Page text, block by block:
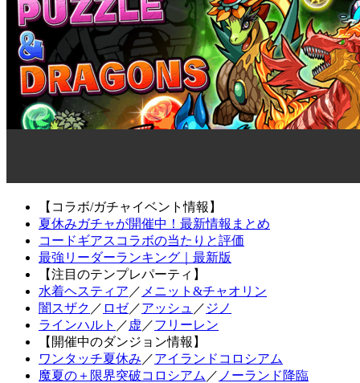
【コラボ/ガチャイベント情報】
夏休みガチャが開催中！最新情報まとめ
コードギアスコラボの当たりと評価
最強リーダーランキング｜最新版
【注目のテンプレパーティ】
水着ヘスティア ／ メニット&チャオリン
闇スザク ／ ロゼ／アッシュ ／ ジノ
ラインハルト ／ 虚 ／フリーレン
【開催中のダンジョン情報】
ワンタッチ夏休み ／アイランドコロシアム
魔夏の＋限界突破コロシアム ／ ノーランド降臨